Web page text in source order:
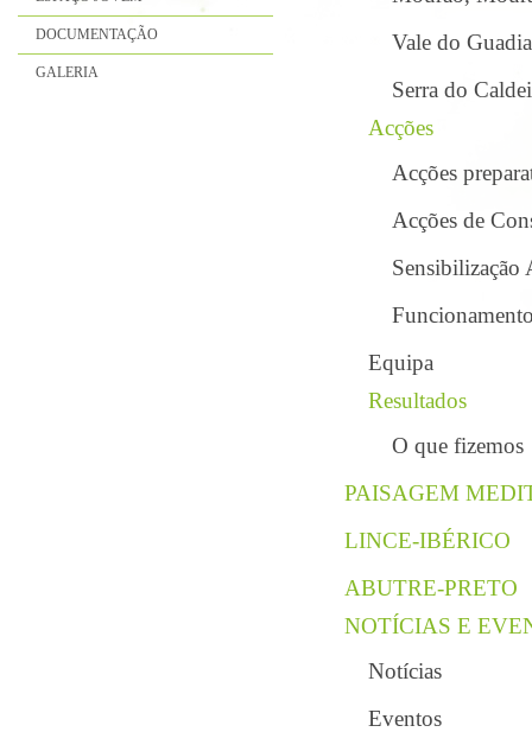
DOCUMENTAÇÃO
GALERIA
Vale do
Serra do
Acções
Acções
Acções de
Sensibilização
Equipa
Resultados
O que fizemos
PAISAGEM
LINCE-IBÉRICO
ABUTRE-PRETO
NOTÍCIAS E
Notícias
Eventos